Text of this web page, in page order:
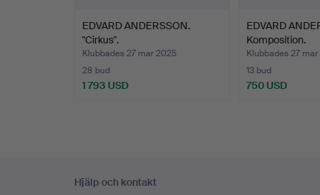
EDVARD ANDERSSON.
"Cirkus".
Klubbades 27 mar 2025
28 bud
1 793 USD
EDVARD
Komposition.
Klubbades 27
13 bud
750 USD
Hjälp och kontakt